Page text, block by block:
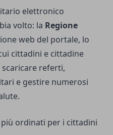
elettronico
volto: la Regione
web del portale, lo
cittadini e cittadine
referti,
e gestire numerosi
ordinati per i cittadini